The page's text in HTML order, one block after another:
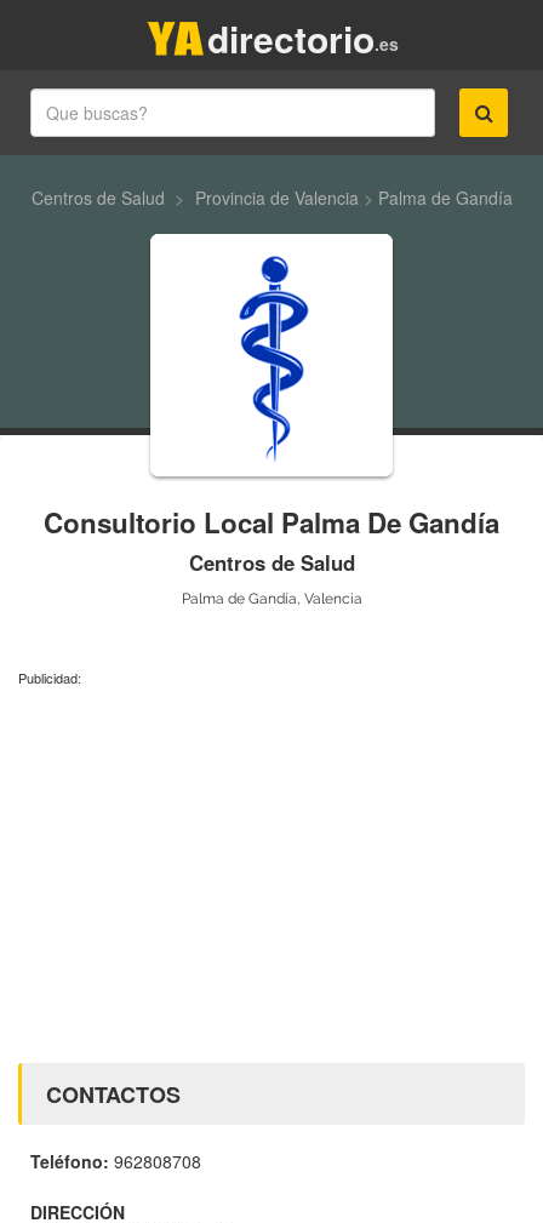
.es
directorio
Centros de Salud > Provincia de Valencia> Palma de Gandía
Consultorio Local Palma De Gandía
Centros de Salud
Palma de Gandía, Valencia
Publicidad:
CONTACTOS
Teléfono: 962808708
DIRECCIÓN